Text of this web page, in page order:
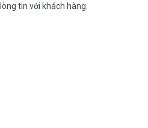
tin với khách hàng.